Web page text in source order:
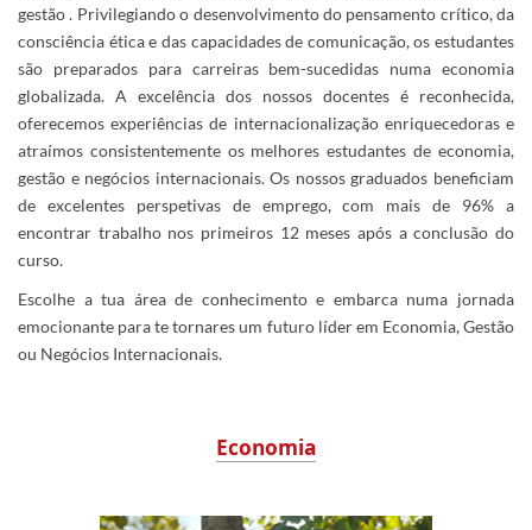
gestão . Privilegiando o desenvolvimento do pensamento crítico, da
consciência ética e das capacidades de comunicação, os estudantes
são preparados para carreiras bem-sucedidas numa economia
globalizada. A excelência dos nossos docentes é reconhecida,
oferecemos experiências de internacionalização enriquecedoras e
atraímos consistentemente os melhores estudantes de economia,
gestão e negócios internacionais. Os nossos graduados beneficiam
de excelentes perspetivas de emprego, com mais de 96% a
encontrar trabalho nos primeiros 12 meses após a conclusão do
curso.
Escolhe a tua área de conhecimento e embarca numa jornada
emocionante para te tornares um futuro líder em Economia, Gestão
ou Negócios Internacionais.
Economia